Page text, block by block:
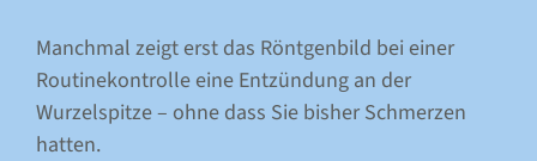
Manchmal zeigt erst das Röntgenbild bei einer
Routinekontrolle eine Entzündung an der
Wurzelspitze – ohne dass Sie bisher Schmerzen
hatten.